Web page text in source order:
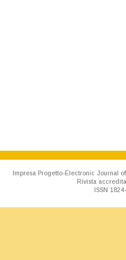
Impresa Progetto-Electronic Journal
Rivista
ISSN